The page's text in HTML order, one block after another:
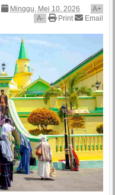
Minggu, Mei 10, 2026 A+
A- Print Email